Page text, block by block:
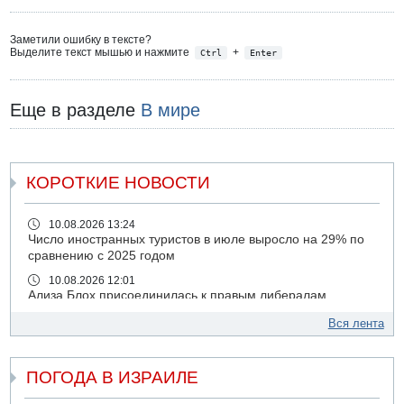
Заметили ошибку в тексте?
Выделите текст мышью и нажмите
Ctrl + Enter
Еще в разделе В мире
КОРОТКИЕ НОВОСТИ
10.08.2026 13:24
Число иностранных туристов в июле выросло на 29% по
сравнению с 2025 годом
10.08.2026 12:01
Ализа Блох присоединилась к правым либералам
На 4-м шоссе погиб под колесами автомобиля мужчина
09.08.2026 20:04
Сын экс-депутата от партии ШАС арестован за
Вся лента
ПОГОДА В ИЗРАИЛЕ